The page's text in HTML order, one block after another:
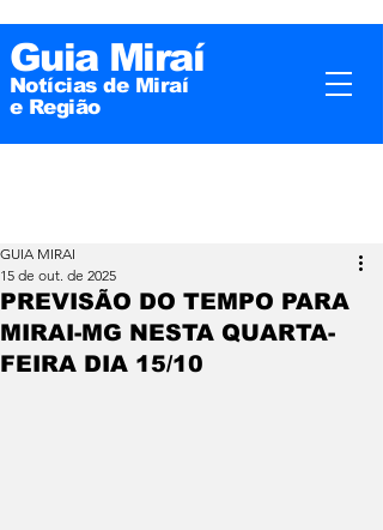
Guia Miraí
Notícias de Miraí
e Região
PREVISÃO DO TEMPO PARA
MIRAI-MG NESTA QUARTA-
FEIRA DIA 15/10
GUIA MIRAI
15 de out. de 2025